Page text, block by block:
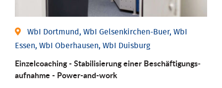
WbI Dortmund, WbI Gelsenkirchen-Buer, WbI
Essen, WbI Oberhausen, WbI Duisburg
Einzel­coaching - Stabili­sierung einer Be­schäftigungs­
aufnahme - Power-and-work